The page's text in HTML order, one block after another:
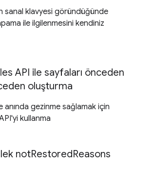
sanal klavyesi göründüğünde
ile ilgilenmesini kendiniz
API ile sayfaları önceden
oluşturma
gezinme sağlamak için
kullanma
notRestoredReasons